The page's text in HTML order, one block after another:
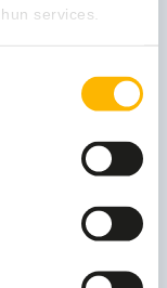
services.